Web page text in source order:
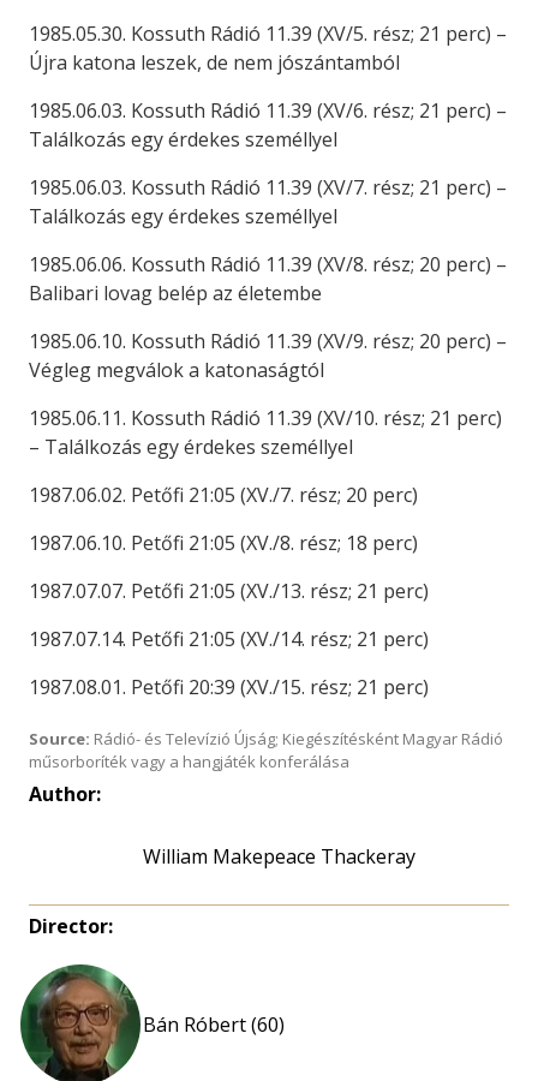
1985.05.30. Kossuth Rádió 11.39 (XV/5. rész; 21 perc) –
Újra katona leszek, de nem jószántamból
1985.06.03. Kossuth Rádió 11.39 (XV/6. rész; 21 perc) –
Találkozás egy érdekes személlyel
1985.06.03. Kossuth Rádió 11.39 (XV/7. rész; 21 perc) –
Találkozás egy érdekes személlyel
1985.06.06. Kossuth Rádió 11.39 (XV/8. rész; 20 perc) –
Balibari lovag belép az életembe
1985.06.10. Kossuth Rádió 11.39 (XV/9. rész; 20 perc) –
Végleg megválok a katonaságtól
1985.06.11. Kossuth Rádió 11.39 (XV/10. rész; 21 perc)
– Találkozás egy érdekes személlyel
1987.06.02. Petőfi 21:05 (XV./7. rész; 20 perc)
1987.06.10. Petőfi 21:05 (XV./8. rész; 18 perc)
1987.07.07. Petőfi 21:05 (XV./13. rész; 21 perc)
1987.07.14. Petőfi 21:05 (XV./14. rész; 21 perc)
1987.08.01. Petőfi 20:39 (XV./15. rész; 21 perc)
Source: Rádió- és Televízió Újság; Kiegészítésként Magyar Rádió
műsorboríték vagy a hangjáték konferálása
Author:
William Makepeace Thackeray
Director:
Bán Róbert (60)